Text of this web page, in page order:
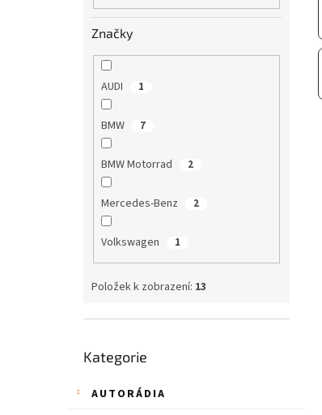
Značky
AUDI 1
BMW 7
BMW Motorrad 2
Mercedes-Benz 2
Volkswagen 1
Položek k zobrazení: 13
kategorie
Kategorie
AUTORÁDIA